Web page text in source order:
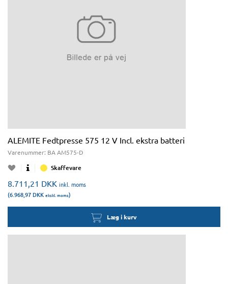
ALEMITE Fedtpresse 575 12 V Incl. ekstra batteri
Varenummer: BA AM575-D
Skaffevare
8.711,21 DKK inkl. moms
(6.968,97 DKK ekskl. moms)
Læg i kurv